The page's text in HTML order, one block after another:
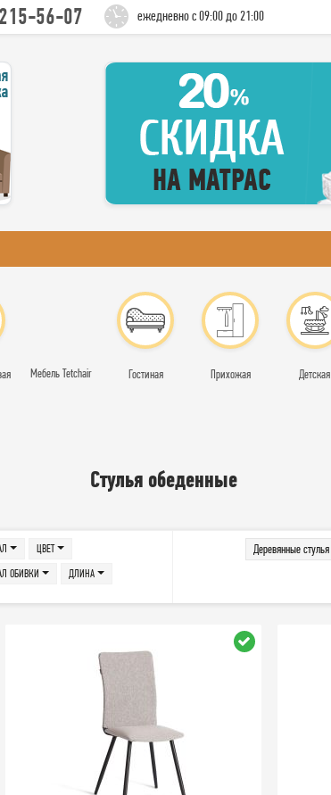
56-07 ежедневно с 09:00 до 21:00
Мебель Tetchair Гостиная Прихожая Детская
Стулья обеденные
ЦВЕТ
ОБИВКИ
ДЛИНА
Деревянные стулья